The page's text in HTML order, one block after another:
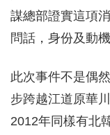
謀總部證實這項
問話，身份及動
此次事件不是偶
步跨越江道原華
2012年同樣有北